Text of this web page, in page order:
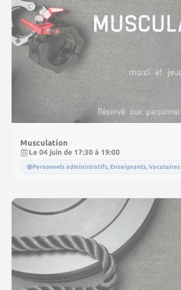
Musculation
Le 04 juin de 17:30 à 19:00
Personnels administratifs, Enseignants, Vacataires